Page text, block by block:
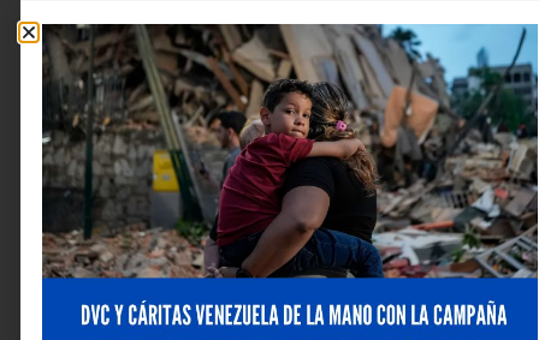
congreso y refuerzan el compromiso deRefriAmérica
con el desarrollo técnico del sector HVACR en
Venezuela.
Información esencial del evento
VI Congreso VENACOR 2025se celebrará del16 al 18 de
octubre de 2025en el Hotel Meliá Caracas. Su objetivo
principal es ofrecer capacitación profesional, generar
espacios para el intercambio comercial y promover el
networking entre los distintos actores del sector
HVACR. La entrada será gratuita mediante pase de
cortesía con inscripción previa.